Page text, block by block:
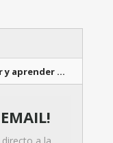
y aprender …